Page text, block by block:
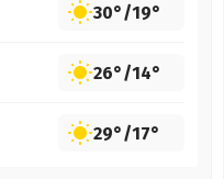
30°/19°
26°/14°
29°/17°